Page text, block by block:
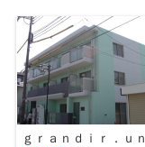
ｇｒａｎｄｉｒ．ｕｎ